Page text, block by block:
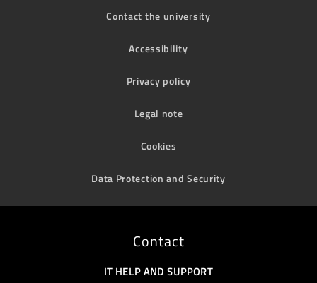
Contact the university
Accessibility
Privacy policy
Legal note
Cookies
Data Protection and Security
Contact
IT HELP AND SUPPORT